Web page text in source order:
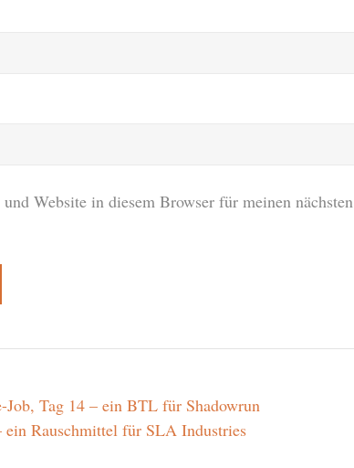
Website in diesem Browser für meinen nächsten
Job, Tag 14 – ein BTL für Shadowrun
Rauschmittel für SLA Industries